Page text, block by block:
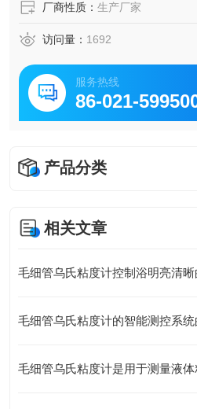
厂商性质： 生产厂家
访问量： 1692
服务热线
86-021-
产品分类
相关文章
毛细管乌氏粘度计控制浴明亮清
毛细管乌氏粘度计的智能测控系
毛细管乌氏粘度计是用于测量液